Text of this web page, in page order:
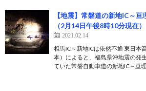
【地震】常磐道の新地IC～
（2月14日午後8時10分現在）
2021.02.14
相馬IC～新地ICは依然不通 東日本
本）によると、福島県沖地震の発
ていた常磐自動車道の新地IC～亘